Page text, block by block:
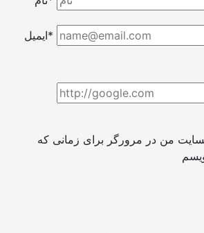
ایمیل*
من در مرورگر برای زمانی که